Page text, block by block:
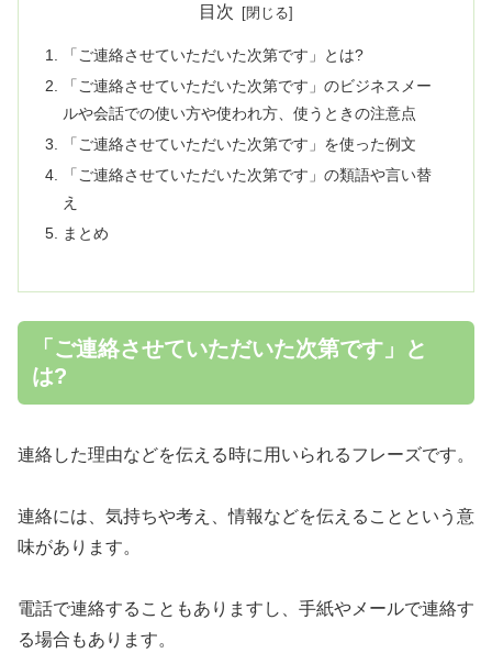
目次
「ご連絡させていただいた次第です」とは?
「ご連絡させていただいた次第です」のビジネスメー
ルや会話での使い方や使われ方、使うときの注意点
「ご連絡させていただいた次第です」を使った例文
「ご連絡させていただいた次第です」の類語や言い替
え
まとめ
「ご連絡させていただいた次第です」と
は?
連絡した理由などを伝える時に用いられるフレーズです。
連絡には、気持ちや考え、情報などを伝えることという意
味があります。
電話で連絡することもありますし、手紙やメールで連絡す
る場合もあります。